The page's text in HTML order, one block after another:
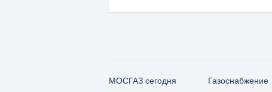
МОСГАЗ сегодня Газо­снабжение